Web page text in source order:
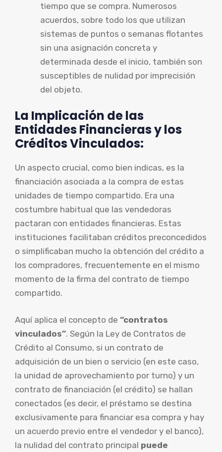
tiempo que se compra. Numerosos
acuerdos, sobre todo los que utilizan
sistemas de puntos o semanas flotantes
sin una asignación concreta y
determinada desde el inicio, también son
susceptibles de nulidad por imprecisión
del objeto.
La Implicación de las
Entidades Financieras y los
Créditos Vinculados:
Un aspecto crucial, como bien indicas, es la
financiación asociada a la compra de estas
unidades de tiempo compartido. Era una
costumbre habitual que las vendedoras
pactaran con entidades financieras. Estas
instituciones facilitaban créditos preconcedidos
o simplificaban mucho la obtención del crédito a
los compradores, frecuentemente en el mismo
momento de la firma del contrato de tiempo
compartido.
Aquí aplica el concepto de “contratos
vinculados”. Según la Ley de Contratos de
Crédito al Consumo, si un contrato de
adquisición de un bien o servicio (en este caso,
la unidad de aprovechamiento por turno) y un
contrato de financiación (el crédito) se hallan
conectados (es decir, el préstamo se destina
exclusivamente para financiar esa compra y hay
un acuerdo previo entre el vendedor y el banco),
la nulidad del contrato principal puede